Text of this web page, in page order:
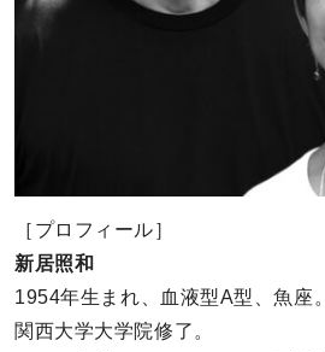
［プロフィール］
新居照和
1954年生まれ、血液型A型、魚座。
関西大学大学院修了。